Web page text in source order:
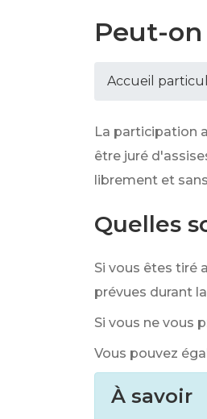
Peut-
Accueil
La participation
être juré
librement et
Quelles
Si vous êtes tiré
prévues durant
Si vous ne vous
Vous pouvez
À savoir